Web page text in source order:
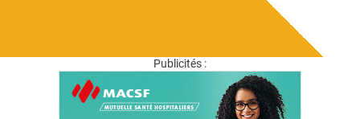
Publicités :